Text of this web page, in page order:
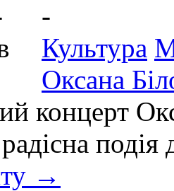
-
Культура
Оксана
концерт
→